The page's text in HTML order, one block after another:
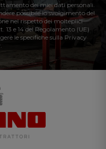
dei miei dati personali.
possibile lo svolgimento del
nel rispetto dei molteplici
e 14 del Regolamento (UE)
le specifiche sulla Privacy